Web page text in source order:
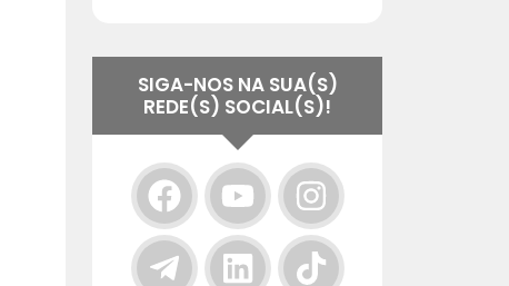
SIGA-NOS NA SUA(S)
REDE(S) SOCIAL(S)!